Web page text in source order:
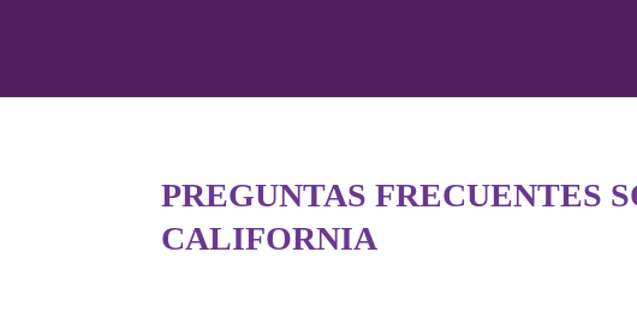
PREGUNTAS FRECUENTES
CALIFORNIA